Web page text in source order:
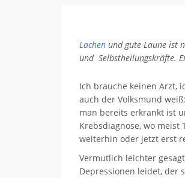
Lachen und gute Laune ist
und Selbstheilungskräfte.
Ich brauche keinen Arzt,
auch der Volksmund
man bereits erkrankt ist
Krebsdiagnose, wo
weiterhin oder jetzt erst
Vermutlich leichter
Depressionen leidet, der